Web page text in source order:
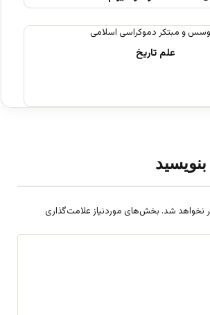
نخواهد شد. بخش‌های موردنیاز علامت‌گذاری